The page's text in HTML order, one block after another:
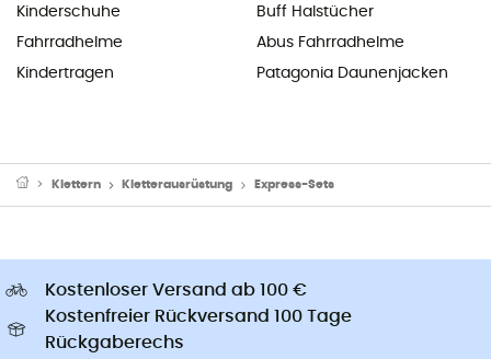
Kinderschuhe
Fahrradhelme
Kindertragen
Buff Halstücher
Abus Fahrradhelme
Patagonia Daunenjacken
Klettern Kletterausrüstung Express-Sets
Kostenloser Versand ab 100 €
Kostenfreier Rückversand 100 Tage
Rückgaberechs